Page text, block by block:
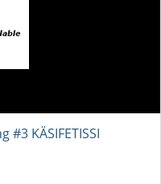
KÄSIFETISSI